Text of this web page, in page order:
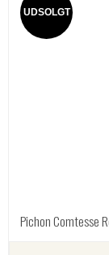
UDSOLGT
Pichon Comtesse